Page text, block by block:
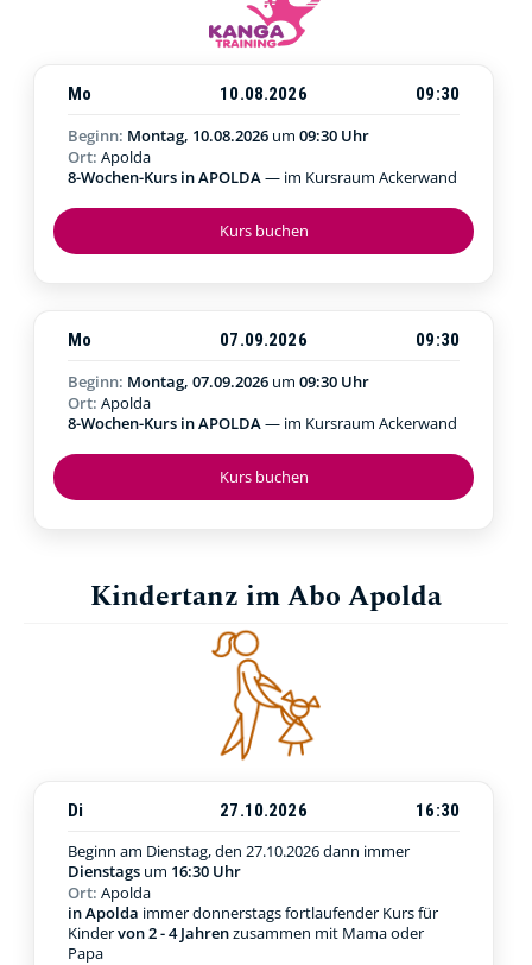
Kurs buchen
Mo 10.08.2026
09:30
Beginn: Montag, 10.08.2026 um 09:30 Uhr
Ort: Apolda
8-Wochen-Kurs in APOLDA— im Kursraum Ackerwand
Kurs buchen
Mo 07.09.2026
09:30
Beginn: Montag, 07.09.2026 um 09:30 Uhr
Ort: Apolda
8-Wochen-Kurs in APOLDA— im Kursraum Ackerwand
Kindertanz im Abo Apolda
Di 27.10.2026
16:30
Beginn am Dienstag, den 27.10.2026dann immer
Dienstags um 16:30 Uhr
Ort: Apolda
in Apolda immer donnerstags fortlaufender Kurs für
Kindervon 2 - 4 Jahrenzusammen mit Mama oder
Papa